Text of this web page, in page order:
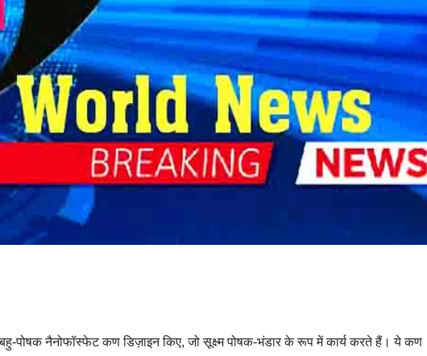
पोषक नैनोफॉस्फेट कण डिज़ाइन किए, जो सूक्ष्म पोषक-भंडार के रूप में कार्य करते हैं। ये कण